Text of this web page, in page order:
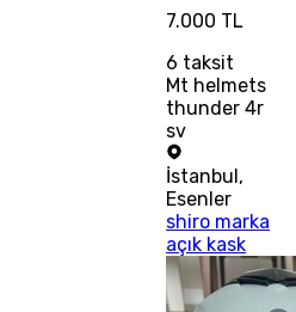
7.000 TL
6 taksit
Mt helmets
thunder 4r
sv
İstanbul ,
Esenler
shiro marka
açık kask